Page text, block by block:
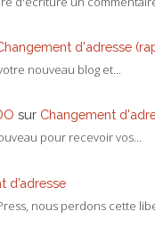
d'adresse
nouveau blog et...
sur Changement
pour recevoir vos...
d’adresse
nous perdons cette